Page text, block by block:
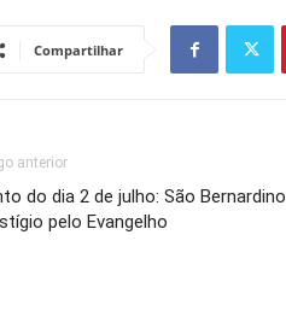
Compartilhar
anterior
do dia 2 de julho: São
pelo Evangelho